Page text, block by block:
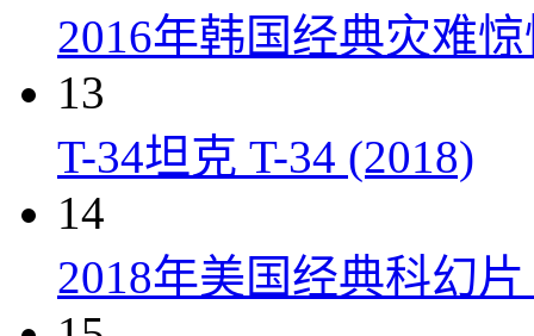
2016年韩国经典灾难
13
T-34坦克 T-34 (2018)
14
2018年美国经典科幻